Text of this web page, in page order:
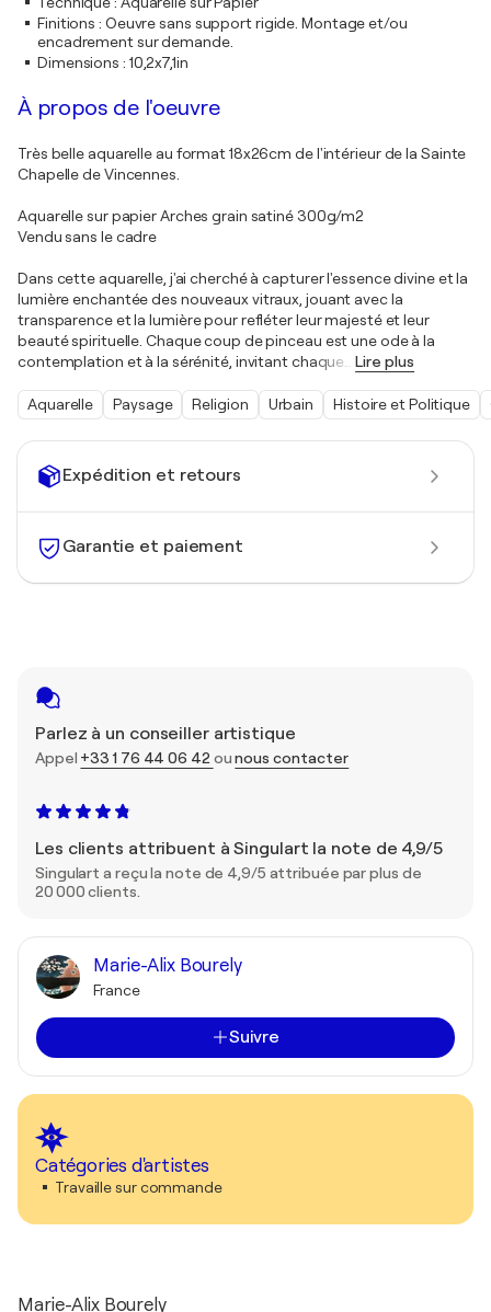
Expédition et retours
Garantie et paiement
Parlez à un conseiller artistique
Appel +33 1 76 44 06 42 ounous contacter
Les clients attribuent à Singulart la note de 4,9/5
Singulart a reçu la note de 4,9/5 attribuée par plus de
20 000 clients.
Marie-Alix Bourely
France
Suivre
Catégories d'artistes
Travaille sur commande
Finitions : Oeuvre sans support rigide. Montage et/ou
encadrement sur demande.
Dimensions : 10,2x7,1in
À propos de l'oeuvre
Très belle aquarelle au format 18x26cm de l'intérieur de la Sainte
Chapelle de Vincennes.
Aquarelle sur papier Arches grain satiné 300g/m2
Vendu sans le cadre
Dans cette aquarelle, j'ai cherché à capturer l'essence divine et la
lumière enchantée des nouveaux vitraux, jouant avec la
transparence et la lumière pour refléter leur majesté et leur
beauté spirituelle. Chaque coup de pinceau est une ode à la
contemplation et à la sérénité, invitant chaque
Lire plus
Aquarelle Paysage Religion Urbain Histoire et Politique
Marie-Alix Bourely